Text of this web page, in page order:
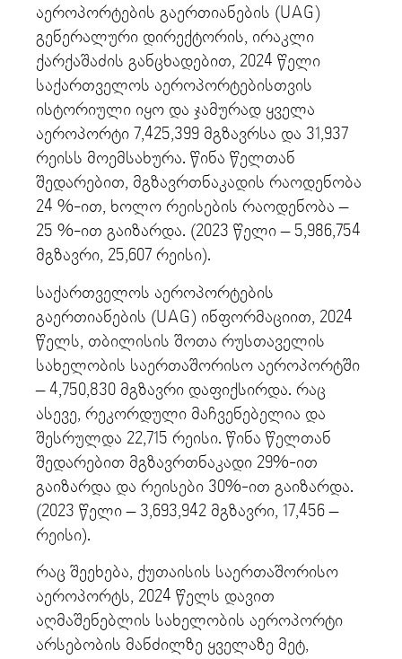
აეროპორტების გაერთიანების (UAG)
გენერალური დირექტორის, ირაკლი
ქარქაშაძის განცხადებით, 2024 წელი
საქართველოს აეროპორტებისთვის
ისტორიული იყო და ჯამურად ყველა
აეროპორტი 7,425,399 მგზავრსა და 31,937
რეისს მოემსახურა. წინა წელთან
შედარებით, მგზავრთნაკადის რაოდენობა
24 %-ით, ხოლო რეისების რაოდენობა –
25 %-ით გაიზარდა. (2023 წელი – 5,986,754
მგზავრი, ⁠25,607 რეისი).
საქართველოს აეროპორტების
გაერთიანების (UAG) ინფორმაციით, 2024
წელს, თბილისის შოთა რუსთაველის
სახელობის საერთაშორისო აეროპორტში
– 4,750,830 მგზავრი დაფიქსირდა. რაც
ასევე, რეკორდული მაჩვენებელია და
შესრულდა 22,715 რეისი. წინა წელთან
შედარებით მგზავრთნაკადი 29%-ით
გაიზარდა და რეისები 30%-ით გაიზარდა.
(2023 წელი – 3,693,942 მგზავრი, ⁠17,456 –
რეისი).
რაც შეეხება, ქუთაისის საერთაშორისო
აეროპორტს, 2024 წელს დავით
აღმაშენებლის სახელობის აეროპორტი
არსებობის მანძილზე ყველაზე მეტ,